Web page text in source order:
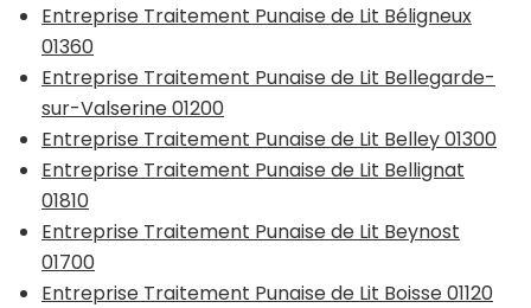
Entreprise Traitement Punaise de Lit Béligneux
01360
Entreprise Traitement Punaise de Lit Bellegarde-
sur-Valserine 01200
Entreprise Traitement Punaise de Lit Belley 01300
Entreprise Traitement Punaise de Lit Bellignat
01810
Entreprise Traitement Punaise de Lit Beynost
01700
Entreprise Traitement Punaise de Lit Boisse 01120